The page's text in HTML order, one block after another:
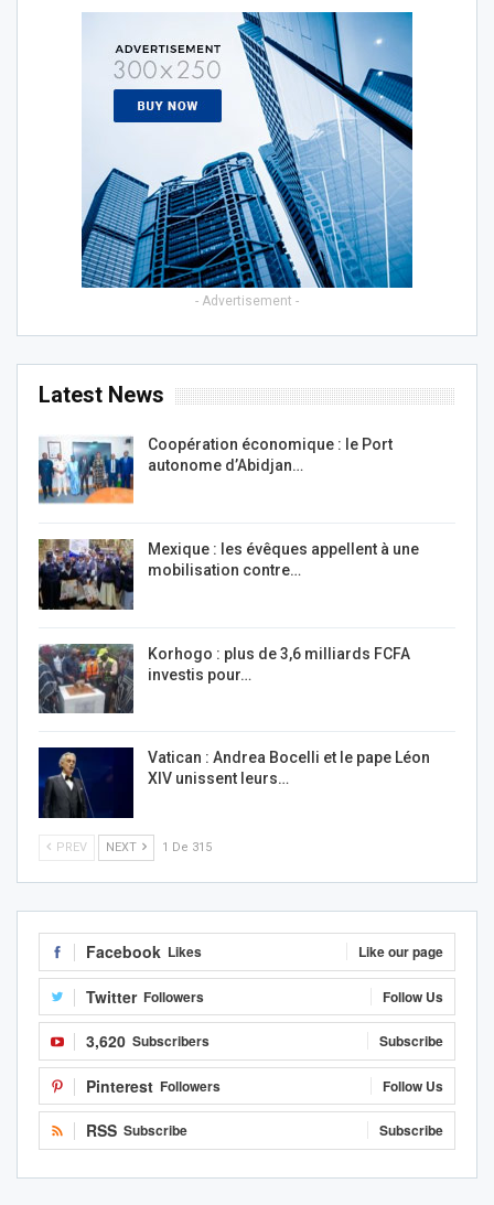
- Advertisement -
Latest News
Coopération économique : le Port
autonome d’Abidjan…
Mexique : les évêques appellent à une
mobilisation contre…
Korhogo : plus de 3,6 milliards FCFA
investis pour…
Vatican : Andrea Bocelli et le pape Léon
XIV unissent leurs…
PREV NEXT 1 De 315
Facebook Likes Like our page
Twitter Followers Follow Us
3,620 Subscribers Subscribe
Pinterest Followers Follow Us
RSS Subscribe Subscribe